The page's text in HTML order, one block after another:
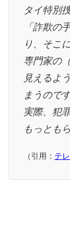
タイ特別
「詐欺の
り、そこ
専門家の
見えるよ
まうのです
実際、犯
もっとも
（引用： テ